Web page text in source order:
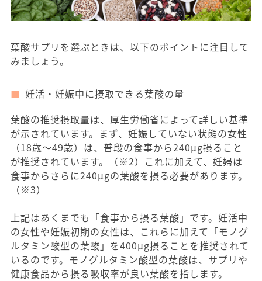
葉酸サプリを選ぶときは、以下のポイントに注目して
みましょう。
妊活・妊娠中に摂取できる葉酸の量
葉酸の推奨摂取量は、厚生労働省によって詳しい基準
が示されています。まず、妊娠していない状態の女性
（18歳〜49歳）は、普段の食事から240μg摂ること
が推奨されています。（※2）これに加えて、妊婦は
食事からさらに240μgの葉酸を摂る必要があります。
（※3）
上記はあくまでも「食事から摂る葉酸」です。妊活中
の女性や妊娠初期の女性は、これらに加えて「モノグ
ルタミン酸型の葉酸」を400μg摂ることを推奨されて
いるのです。モノグルタミン酸型の葉酸は、サプリや
健康食品から摂る吸収率が良い葉酸を指します。